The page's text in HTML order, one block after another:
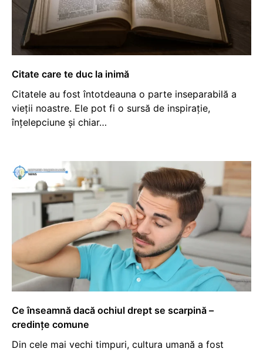
Citate care te duc la inimă
Citatele au fost întotdeauna o parte inseparabilă a
vieții noastre. Ele pot fi o sursă de inspirație,
înțelepciune și chiar…
Ce înseamnă dacă ochiul drept se scarpină –
credințe comune
Din cele mai vechi timpuri, cultura umană a fost